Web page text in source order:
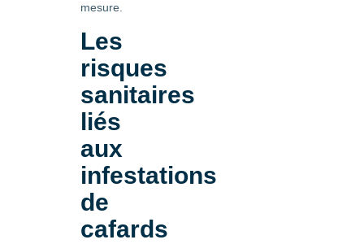
mesure.
Les
risques
sanitaires
liés
aux
infestations
de
cafards